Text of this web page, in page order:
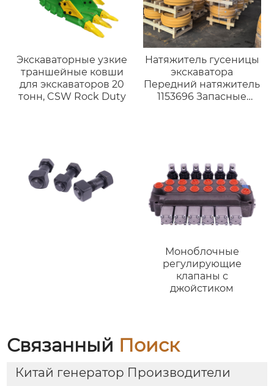
Экскаваторные узкие
траншейные ковши
для экскаваторов 20
тонн, CSW Rock Duty
Натяжитель гусеницы
экскаватора
Передний натяжитель
1153696 Запасные
Моноблочные
регулирующие
клапаны с
джойстиком
Связанный Поиск
Китай генератор Производители